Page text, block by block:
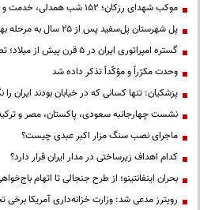
موکب شهدای رزکان؛ ۱۵۲ شب همدلی، خدمت و میزبانی از مردم ولایت‌مدار شهریار
پل شهرستان پل‌سفید پس از ۲۵ سال به مرحله بهره‌برداری رسید
گستره امپراتوری ایران در ۵ قرن پیش از میلاد؛ تصویری از ایران ۲۵ قرن پیش
وحدت مکرّراً و مؤکّداً تذکر داده شد
پزشکیان: تنها کسانی که در خیابان بودند ایران
نشست چهارجانبه سعودی، پاکستان، مصر و
ماجرای نصب سنگ مزار اکبر عبدی چیست؟
کدام اهداف زیرساختی در مدار ایران قرار دارد؟
بحران اینفانتینو؛ از طرح جنجالی تا اتهام
رویترز مدعی شد: وزارت خزانه‌داری آمریکا برخی